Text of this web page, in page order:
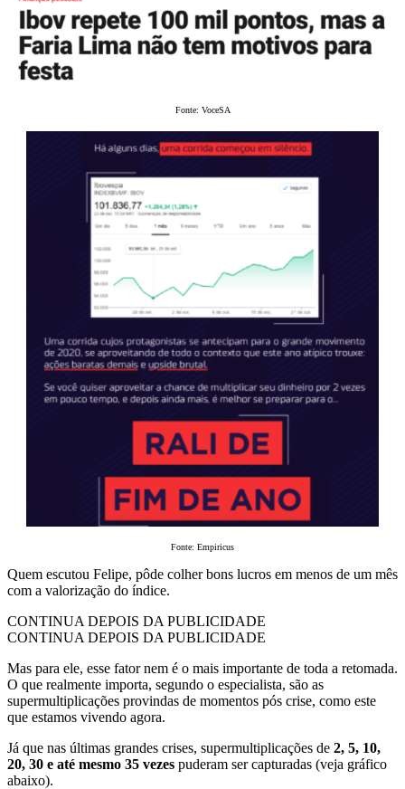
Fonte: VoceSA
Fonte: Empiricus
Quem escutou Felipe, pôde colher bons lucros em menos de um mês
com a valorização do índice.
CONTINUA DEPOIS DA PUBLICIDADE
CONTINUA DEPOIS DA PUBLICIDADE
Mas para ele, esse fator nem é o mais importante de toda a retomada.
O que realmente importa, segundo o especialista, são as
supermultiplicações provindas de momentos pós crise, como este
que estamos vivendo agora.
Já que nas últimas grandes crises, supermultiplicações de 2, 5, 10,
20, 30 e até mesmo 35 vezes puderam ser capturadas (veja gráfico
abaixo).